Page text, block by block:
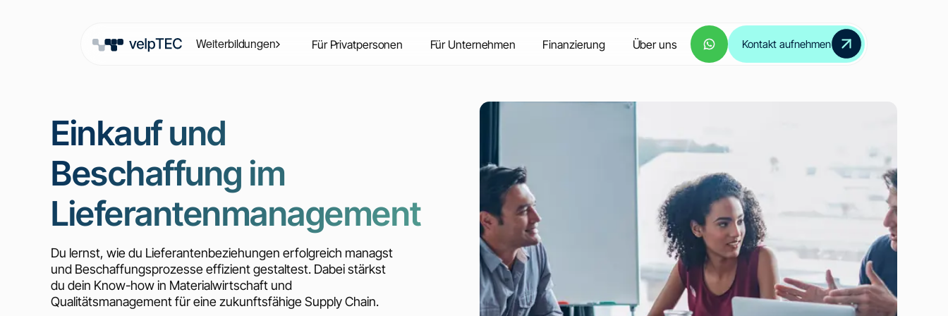
Weiterbildungen Für Privatpersonen Für Unternehmen Finanzierung Über uns Kontakt aufnehmen
Einkauf und
Beschaffung im
Lieferantenmanagement
Du lernst, wie du Lieferantenbeziehungen erfolgreich managst
und Beschaffungsprozesse effizient gestaltest. Dabei stärkst
du dein Know-how in Materialwirtschaft und
Qualitätsmanagement für eine zukunftsfähige Supply Chain.